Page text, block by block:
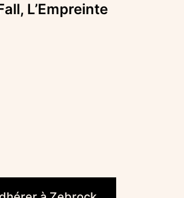
L’Empreinte